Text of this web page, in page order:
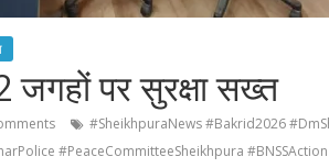
पर सुरक्षा सख्त
#SheikhpuraNews #Bakrid2026
#PeaceCommitteeSheikhpura